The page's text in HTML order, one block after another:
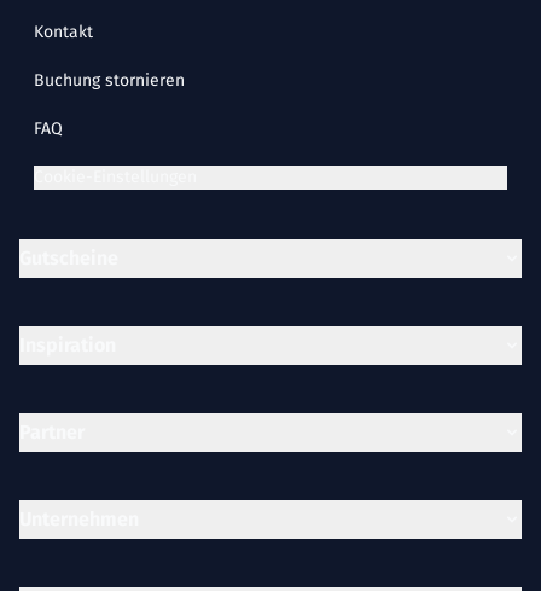
Kontakt
Buchung stornieren
FAQ